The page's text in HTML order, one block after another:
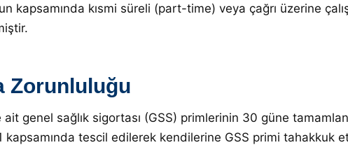
kapsamında kısmi süreli (part-time) veya çağrı üzerine
Zorunluluğu
genel sağlık sigortası (GSS) primlerinin 30 güne
tescil edilerek kendilerine GSS primi tahakkuk